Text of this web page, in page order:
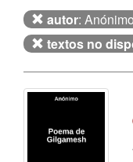
autor: Anónimo
textos no